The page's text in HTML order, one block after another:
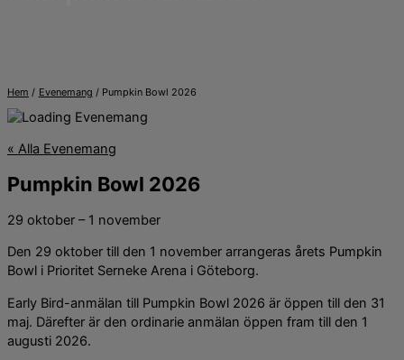
Hem Evenemang Pumpkin Bowl 2026
« Alla Evenemang
Pumpkin Bowl 2026
29 oktober – 1 november
Den 29 oktober till den 1 november arrangeras årets Pumpkin
Bowl i Prioritet Serneke Arena i Göteborg.
Early Bird-anmälan till Pumpkin Bowl 2026 är öppen till den 31
maj. Därefter är den ordinarie anmälan öppen fram till den 1
augusti 2026.